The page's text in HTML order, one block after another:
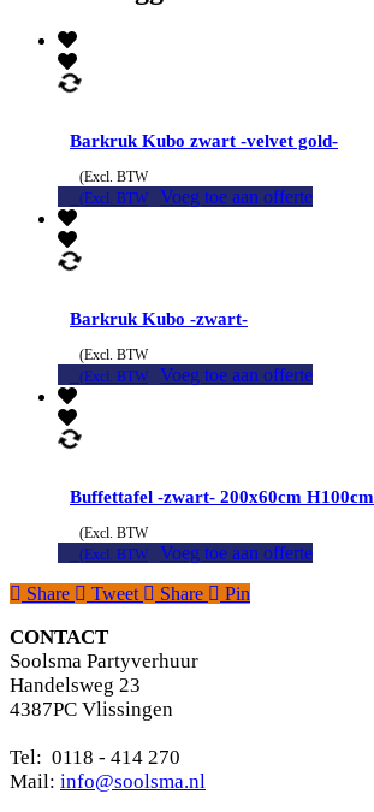
Barkruk Kubo zwart -velvet gold-
(Excl. BTW
(Excl. BTW Voeg toe aan offerte
Barkruk Kubo -zwart-
(Excl. BTW
(Excl. BTW Voeg toe aan offerte
Buffettafel -zwart- 200x60cm H100cm
(Excl. BTW
(Excl. BTW
Voeg toe aan offerte
Share
Tweet Share Pin
CONTACT
Soolsma Partyverhuur
Handelsweg 23
4387PC Vlissingen
Tel: 0118 - 414 270
Mail: info@soolsma.nl